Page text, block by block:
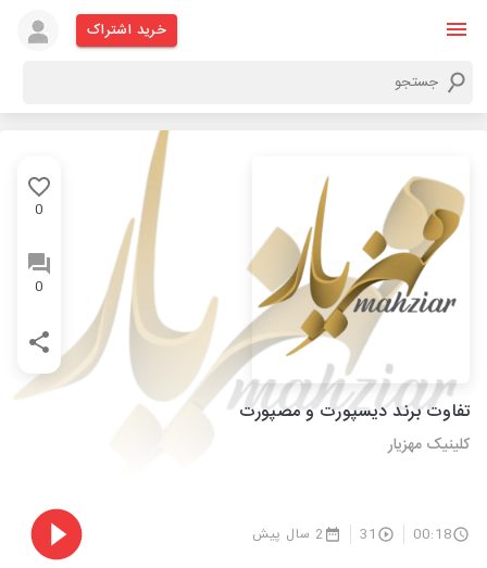
خرید اشتراک
0
0
تفاوت برند دیسپورت و مصپورت
کلینیک مهزیار
00:18
31 2 سال پیش